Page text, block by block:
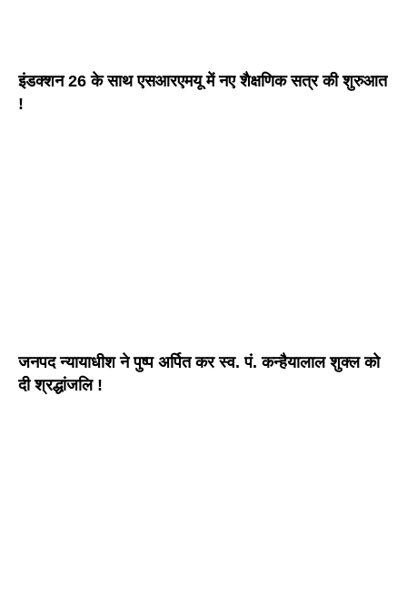
इंडक्शन 26 के साथ एसआरएमयू में नए शैक्षणिक सत्र की शुरुआत
!
जनपद न्यायाधीश ने पुष्प अर्पित कर स्व. पं. कन्हैयालाल शुक्ल को
दी श्रद्धांजलि !